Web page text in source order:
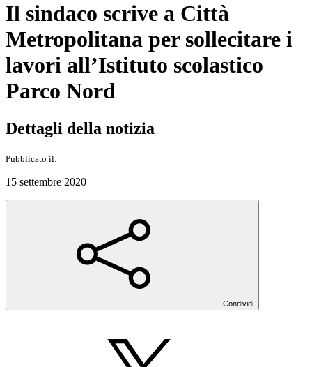
Il sindaco scrive a Città
Metropolitana per sollecitare i
lavori all’Istituto scolastico
Parco Nord
Dettagli della notizia
Pubblicato il:
15 settembre 2020
Condividi